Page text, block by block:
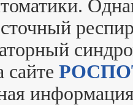
сайте